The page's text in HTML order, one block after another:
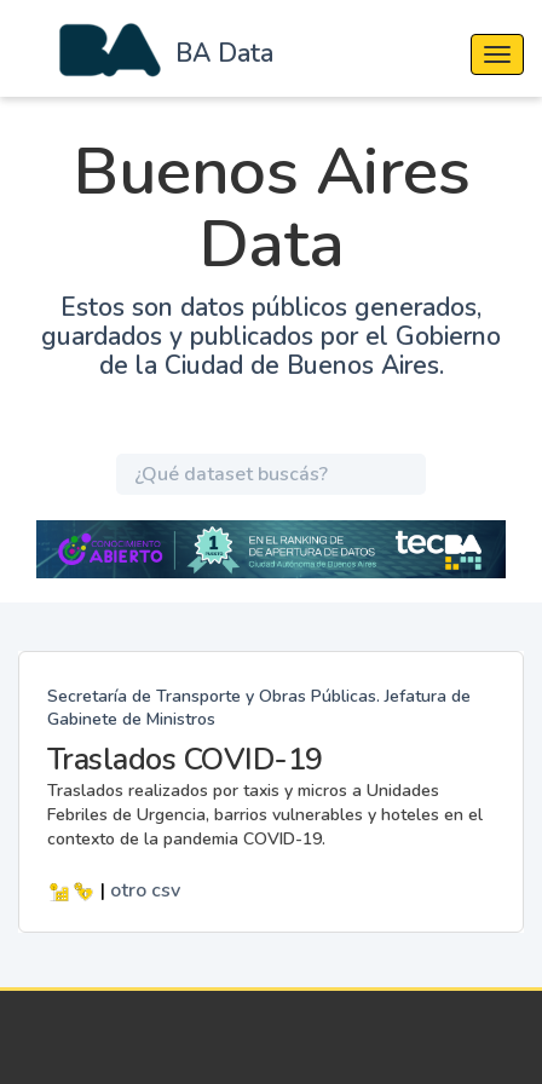
BA Data
Buenos Aires
Data
Estos son datos públicos generados,
guardados y publicados por el Gobierno
de la Ciudad de Buenos Aires.
Secretaría de Transporte y Obras Públicas. Jefatura de
Gabinete de Ministros
Traslados COVID-19
Traslados realizados por taxis y micros a Unidades
Febriles de Urgencia, barrios vulnerables y hoteles en el
contexto de la pandemia COVID-19.
| otro csv